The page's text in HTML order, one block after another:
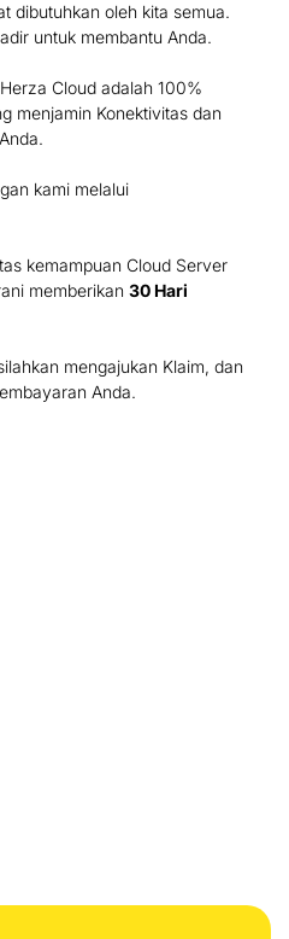
dibutuhkan oleh kita semua.
untuk membantu Anda.
Cloud adalah 100%
menjamin Konektivitas dan
kami melalui
kemampuan Cloud Server
memberikan 30 Hari
mengajukan Klaim, dan
Anda.